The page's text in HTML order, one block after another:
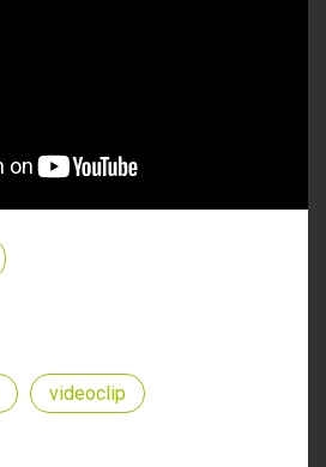
videoclip